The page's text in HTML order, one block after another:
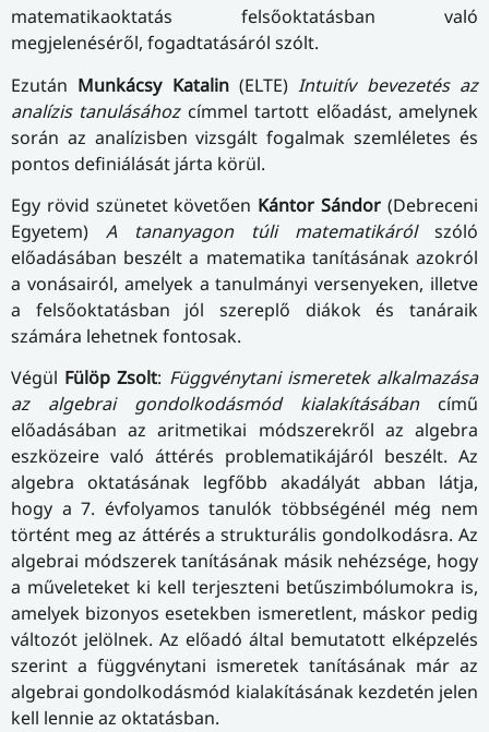
matematikaoktatás felsőoktatásban való
megjelenéséről, fogadtatásáról szólt.
Ezután Munkácsy Katalin(ELTE)Intuitív bevezetés az
analízis tanulásáhozcímmel tartott előadást, amelynek
során az analízisben vizsgált fogalmak szemléletes és
pontos definiálását járta körül.
Egy rövid szünetet követően Kántor Sándor(Debreceni
Egyetem) A tananyagon túli matematikárólszóló
előadásában beszélt a matematika tanításának azokról
a vonásairól, amelyek a tanulmányi versenyeken, illetve
a felsőoktatásban jól szereplő diákok és tanáraik
számára lehetnek fontosak.
Végül Fülöp Zsolt: Függvénytani ismeretek alkalmazása
az algebrai gondolkodásmód kialakításábancímű
előadásában az aritmetikai módszerekről az algebra
eszközeire való áttérés problematikájáról beszélt. Az
algebra oktatásának legfőbb akadályát abban látja,
hogy a 7. évfolyamos tanulók többségénél még nem
történt meg az áttérés a strukturális gondolkodásra. Az
algebrai módszerek tanításának másik nehézsége, hogy
a műveleteket ki kell terjeszteni betűszimbólumokra is,
amelyek bizonyos esetekben ismeretlent, máskor pedig
változót jelölnek. Az előadó által bemutatott elképzelés
szerint a függvénytani ismeretek tanításának már az
algebrai gondolkodásmód kialakításának kezdetén jelen
kell lennie az oktatásban.